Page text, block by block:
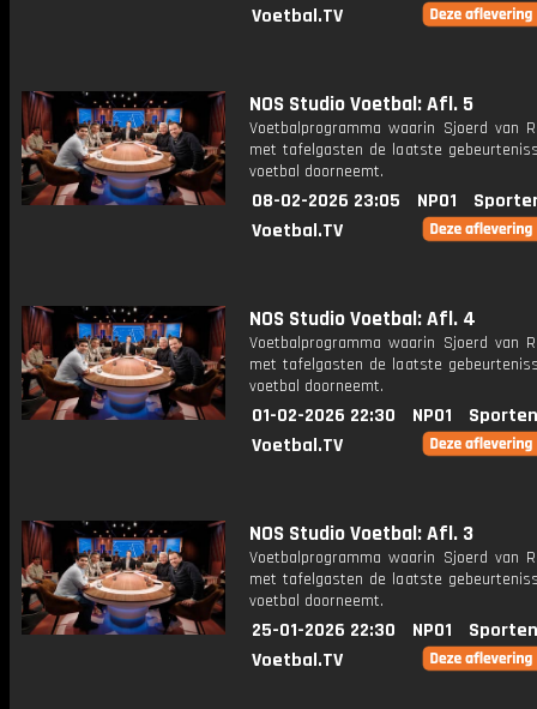
Voetbal.TV
NOS Studio Voetbal: Afl. 5
Voetbalprogramma waarin Sjoerd van
met tafelgasten de laatste
voetbal doorneemt.
08-02-2026 23:05 NPO1
Voetbal.TV
NOS Studio Voetbal: Afl. 4
Voetbalprogramma waarin Sjoerd van
met tafelgasten de laatste
voetbal doorneemt.
01-02-2026 22:30 NPO1
Voetbal.TV
NOS Studio Voetbal: Afl. 3
Voetbalprogramma waarin Sjoerd van
met tafelgasten de laatste
voetbal doorneemt.
25-01-2026 22:30 NPO1
Voetbal.TV